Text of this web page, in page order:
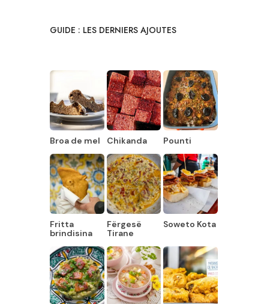
GUIDE : LES DERNIERS AJOUTES
Broa de mel Chikanda Pounti
Fritta
brindisina
Fërgesë
Tirane
Soweto Kota